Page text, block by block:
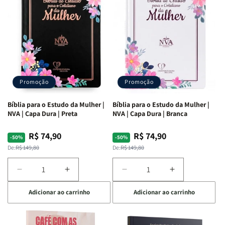
Ribeiro
Ribeiro
Promoção
Bíblia para o Estudo da Mulher |
NVA | Capa Dura | Preta
-50%
Preço
normal
De:R$ 149,80
Preço
promocional
R$ 74,90
Diminuir
a
quantidade
de
Bíblia
Aumentar
a
quantidade
de
Bíblia
Adicionar ao carrinho
Promoção
Bíblia para o Estudo da Mulher |
NVA | Capa Dura | Branca
-50%
Preço
normal
De:R$ 149,80
Preço
promocional
R$ 74,90
Diminuir
a
quantidade
de
Bíblia
Aumentar
a
quantidade
de
Bíblia
Adicionar ao carrinho